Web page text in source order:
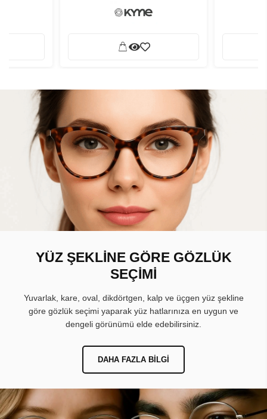
YÜZ ŞEKLİNE GÖRE GÖZLÜK
SEÇİMİ
Yuvarlak, kare, oval, dikdörtgen, kalp ve üçgen yüz şekline
göre gözlük seçimi yaparak yüz hatlarınıza en uygun ve
dengeli görünümü elde edebilirsiniz.
DAHA FAZLA BILGI